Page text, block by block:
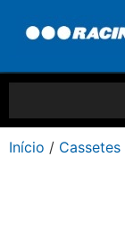
Início / Cassetes